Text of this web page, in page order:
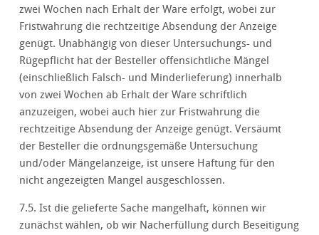
zwei Wochen nach Erhalt der Ware erfolgt, wobei zur
Fristwahrung die rechtzeitige Absendung der Anzeige
genügt. Unabhängig von dieser Untersuchungs- und
Rügepflicht hat der Besteller offensichtliche Mängel
(einschließlich Falsch- und Minderlieferung) innerhalb
von zwei Wochen ab Erhalt der Ware schriftlich
anzuzeigen, wobei auch hier zur Fristwahrung die
rechtzeitige Absendung der Anzeige genügt. Versäumt
der Besteller die ordnungsgemäße Untersuchung
und/oder Mängelanzeige, ist unsere Haftung für den
nicht angezeigten Mangel ausgeschlossen.
7.5. Ist die gelieferte Sache mangelhaft, können wir
zunächst wählen, ob wir Nacherfüllung durch Beseitigung